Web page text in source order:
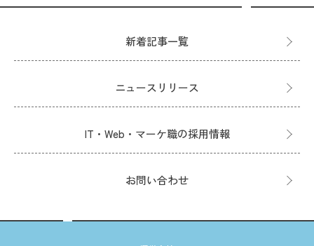
新着記事一覧
ニュースリリース
IT・Web・マーケ職の採用情報
お問い合わせ